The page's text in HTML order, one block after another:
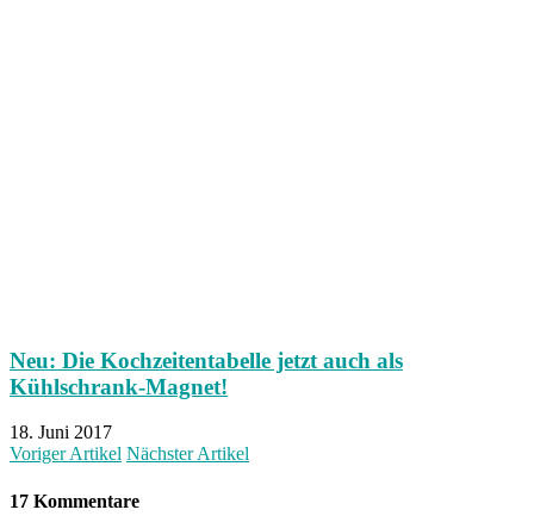
Neu: Die Kochzeitentabelle jetzt auch als
Kühlschrank-Magnet!
18. Juni 2017
Voriger Artikel Nächster Artikel
17 Kommentare